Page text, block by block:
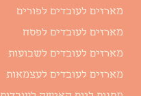
מארזים לעובדים לפורים
מארזים לעובדים לפסח
מארזים לעובדים לשבועות
מארזים לעובדים לעצמאות